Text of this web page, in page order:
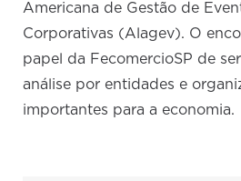
Americana de Gestão de
Corporativas (Alagev). O
papel da FecomercioSP de
análise por entidades e
importantes para a economia.